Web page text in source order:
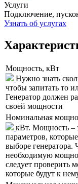
Услуги
Подключение,
Узнать об услугах
Мощность, кВт
Нужно знать
чтобы запитать то
Генератор должен
своей мощности
Номинальная
кВт. Мощность –
параметров,
выборе генератора.
необходимую
следует проверить
которые будут к